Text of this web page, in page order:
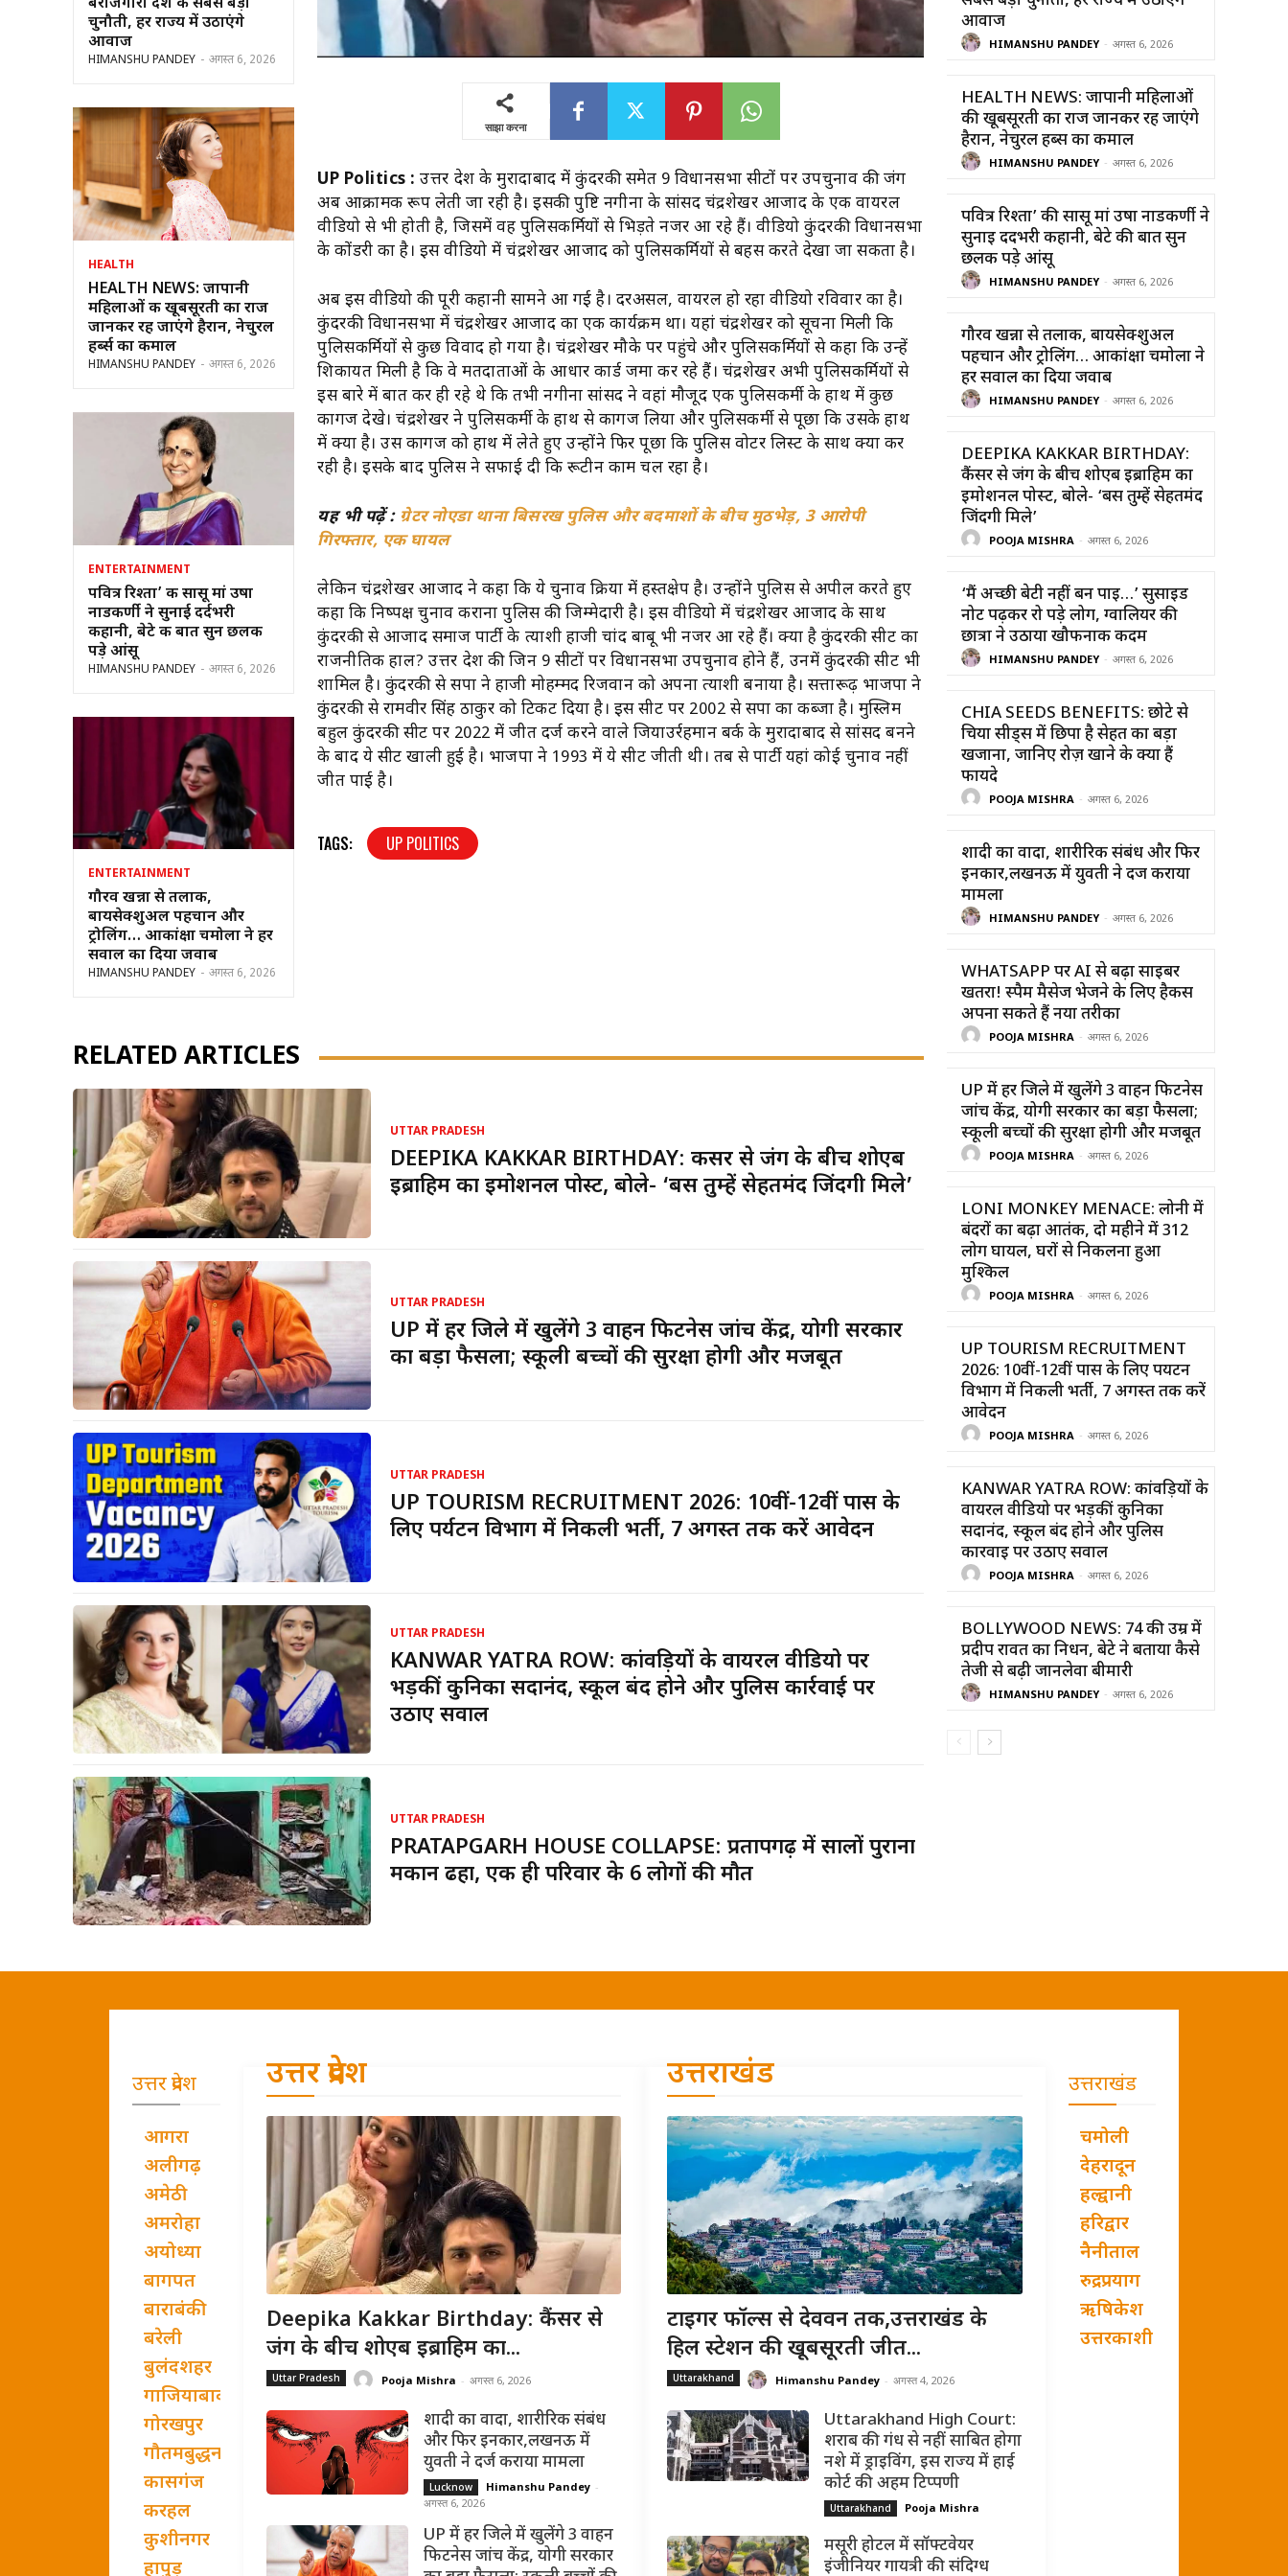
बेरोजगारी देश की सबसे बड़ी
चुनौती, हर राज्य में उठाएंगे
आवाज
HIMANSHU PANDEY - अगस्त 6, 2026
HEALTH
HEALTH NEWS: जापानी
महिलाओं की खूबसूरती का राज
जानकर रह जाएंगे हैरान, नेचुरल
हर्ब्स का कमाल
HIMANSHU PANDEY - अगस्त 6, 2026
ENTERTAINMENT
पवित्र रिश्ता’ की सासू मां उषा
नाडकर्णी ने सुनाई दर्दभरी
कहानी, बेटे की बात सुन छलक
पड़े आंसू
HIMANSHU PANDEY - अगस्त 6, 2026
ENTERTAINMENT
गौरव खन्ना से तलाक,
बायसेक्शुअल पहचान और
ट्रोलिंग… आकांक्षा चमोला ने हर
सवाल का दिया जवाब
HIMANSHU PANDEY - अगस्त 6, 2026
साझा करना
UP Politics : उत्तर प्रदेश के मुरादाबाद में कुंदरकी समेत 9 विधानसभा सीटों पर उपचुनाव की जंग
अब आक्रामक रूप लेती जा रही है। इसकी पुष्टि नगीना के सांसद चंद्रशेखर आजाद के एक वायरल
वीडियो से भी होती है, जिसमें वह पुलिसकर्मियों से भिड़ते नजर आ रहे हैं। वीडियो कुंदरकी विधानसभा
के कोंडरी का है। इस वीडियो में चंद्रशेखर आजाद को पुलिसकर्मियों से बहस करते देखा जा सकता है।
अब इस वीडियो की पूरी कहानी सामने आ गई है। दरअसल, वायरल हो रहा वीडियो रविवार का है।
कुंदरकी विधानसभा में चंद्रशेखर आजाद का एक कार्यक्रम था। यहां चंद्रशेखर को सूचना मिली कि
पुलिसकर्मियों से कुछ विवाद हो गया है। चंद्रशेखर मौके पर पहुंचे और पुलिसकर्मियों से कहा कि उन्हें
शिकायत मिली है कि वे मतदाताओं के आधार कार्ड जमा कर रहे हैं। चंद्रशेखर अभी पुलिसकर्मियों से
इस बारे में बात कर ही रहे थे कि तभी नगीना सांसद ने वहां मौजूद एक पुलिसकर्मी के हाथ में कुछ
कागज देखे। चंद्रशेखर ने पुलिसकर्मी के हाथ से कागज लिया और पुलिसकर्मी से पूछा कि उसके हाथ
में क्या है। उस कागज को हाथ में लेते हुए उन्होंने फिर पूछा कि पुलिस वोटर लिस्ट के साथ क्या कर
रही है। इसके बाद पुलिस ने सफाई दी कि रूटीन काम चल रहा है।
यह भी पढ़ें : ग्रेटर नोएडा थाना बिसरख पुलिस और बदमाशों के बीच मुठभेड़, 3 आरोपी
गिरफ्तार, एक घायल
लेकिन चंद्रशेखर आजाद ने कहा कि ये चुनाव प्रक्रिया में हस्तक्षेप है। उन्होंने पुलिस से अपील करते हुए
कहा कि निष्पक्ष चुनाव कराना पुलिस की जिम्मेदारी है। इस वीडियो में चंद्रशेखर आजाद के साथ
कुंदरकी से आजाद समाज पार्टी के प्रत्याशी हाजी चांद बाबू भी नजर आ रहे हैं। क्या है कुंदरकी सीट का
राजनीतिक हाल? उत्तर प्रदेश की जिन 9 सीटों पर विधानसभा उपचुनाव होने हैं, उनमें कुंदरकी सीट भी
शामिल है। कुंदरकी से सपा ने हाजी मोहम्मद रिजवान को अपना प्रत्याशी बनाया है। सत्तारूढ़ भाजपा ने
कुंदरकी से रामवीर सिंह ठाकुर को टिकट दिया है। इस सीट पर 2002 से सपा का कब्जा है। मुस्लिम
बहुल कुंदरकी सीट पर 2022 में जीत दर्ज करने वाले जियाउर्रहमान बर्क के मुरादाबाद से सांसद बनने
के बाद ये सीट खाली हुई है। भाजपा ने 1993 में ये सीट जीती थी। तब से पार्टी यहां कोई चुनाव नहीं
जीत पाई है।
TAGS: UP POLITICS
RELATED ARTICLES
UTTAR PRADESH
DEEPIKA KAKKAR BIRTHDAY: कैंसर से जंग के बीच शोएब
इब्राहिम का इमोशनल पोस्ट, बोले- ‘बस तुम्हें सेहतमंद जिंदगी मिले’
UTTAR PRADESH
UP में हर जिले में खुलेंगे 3 वाहन फिटनेस जांच केंद्र, योगी सरकार
का बड़ा फैसला; स्कूली बच्चों की सुरक्षा होगी और मजबूत
UTTAR PRADESH
UP TOURISM RECRUITMENT 2026: 10वीं-12वीं पास के
लिए पर्यटन विभाग में निकली भर्ती, 7 अगस्त तक करें आवेदन
UTTAR PRADESH
KANWAR YATRA ROW: कांवड़ियों के वायरल वीडियो पर
भड़कीं कुनिका सदानंद, स्कूल बंद होने और पुलिस कार्रवाई पर
उठाए सवाल
UTTAR PRADESH
PRATAPGARH HOUSE COLLAPSE: प्रतापगढ़ में सालों पुराना
मकान ढहा, एक ही परिवार के 6 लोगों की मौत
आवाज
HIMANSHU PANDEY - अगस्त 6, 2026
HEALTH NEWS: जापानी महिलाओं
की खूबसूरती का राज जानकर रह जाएंगे
हैरान, नेचुरल हर्ब्स का कमाल
HIMANSHU PANDEY - अगस्त 6, 2026
पवित्र रिश्ता’ की सासू मां उषा नाडकर्णी ने
सुनाई दर्दभरी कहानी, बेटे की बात सुन
छलक पड़े आंसू
HIMANSHU PANDEY - अगस्त 6, 2026
गौरव खन्ना से तलाक, बायसेक्शुअल
पहचान और ट्रोलिंग… आकांक्षा चमोला ने
हर सवाल का दिया जवाब
HIMANSHU PANDEY - अगस्त 6, 2026
DEEPIKA KAKKAR BIRTHDAY:
कैंसर से जंग के बीच शोएब इब्राहिम का
इमोशनल पोस्ट, बोले- ‘बस तुम्हें सेहतमंद
जिंदगी मिले’
POOJA MISHRA - अगस्त 6, 2026
‘मैं अच्छी बेटी नहीं बन पाई…’ सुसाइड
नोट पढ़कर रो पड़े लोग, ग्वालियर की
छात्रा ने उठाया खौफनाक कदम
HIMANSHU PANDEY - अगस्त 6, 2026
CHIA SEEDS BENEFITS: छोटे से
चिया सीड्स में छिपा है सेहत का बड़ा
खजाना, जानिए रोज़ खाने के क्या हैं
फायदे
POOJA MISHRA - अगस्त 6, 2026
शादी का वादा, शारीरिक संबंध और फिर
इनकार,लखनऊ में युवती ने दर्ज कराया
मामला
HIMANSHU PANDEY - अगस्त 6, 2026
WHATSAPP पर AI से बढ़ा साइबर
खतरा! स्पैम मैसेज भेजने के लिए हैकर्स
अपना सकते हैं नया तरीका
POOJA MISHRA - अगस्त 6, 2026
UP में हर जिले में खुलेंगे 3 वाहन फिटनेस
जांच केंद्र, योगी सरकार का बड़ा फैसला;
स्कूली बच्चों की सुरक्षा होगी और मजबूत
POOJA MISHRA - अगस्त 6, 2026
LONI MONKEY MENACE: लोनी में
बंदरों का बढ़ा आतंक, दो महीने में 312
लोग घायल, घरों से निकलना हुआ
मुश्किल
POOJA MISHRA - अगस्त 6, 2026
UP TOURISM RECRUITMENT
2026: 10वीं-12वीं पास के लिए पर्यटन
विभाग में निकली भर्ती, 7 अगस्त तक करें
आवेदन
POOJA MISHRA - अगस्त 6, 2026
KANWAR YATRA ROW: कांवड़ियों के
वायरल वीडियो पर भड़कीं कुनिका
सदानंद, स्कूल बंद होने और पुलिस
कार्रवाई पर उठाए सवाल
POOJA MISHRA - अगस्त 6, 2026
BOLLYWOOD NEWS: 74 की उम्र में
प्रदीप रावत का निधन, बेटे ने बताया कैसे
तेजी से बढ़ी जानलेवा बीमारी
HIMANSHU PANDEY - अगस्त 6, 2026
उत्तर प्रदेश
आगरा
अलीगढ़
अमेठी
अमरोहा
अयोध्या
बागपत
बाराबंकी
बरेली
बुलंदशहर
गाजियाबाद
गोरखपुर
गौतमबुद्धनगर
कासगंज
करहल
कुशीनगर
हापुड़
उत्तर प्रदेश
Deepika Kakkar Birthday: कैंसर से
जंग के बीच शोएब इब्राहिम का...
Uttar Pradesh Pooja Mishra - अगस्त 6, 2026
शादी का वादा, शारीरिक संबंध
और फिर इनकार,लखनऊ में
युवती ने दर्ज कराया मामला
Lucknow Himanshu Pandey -
अगस्त 6, 2026
UP में हर जिले में खुलेंगे 3 वाहन
फिटनेस जांच केंद्र, योगी सरकार
उत्तराखंड
टाइगर फॉल्स से देववन तक,उत्तराखंड के
हिल स्टेशन की खूबसूरती जीत...
Uttarakhand Himanshu Pandey - अगस्त 4, 2026
Uttarakhand High Court:
शराब की गंध से नहीं साबित होगा
नशे में ड्राइविंग, इस राज्य में हाई
कोर्ट की अहम टिप्पणी
Uttarakhand Pooja Mishra
मसूरी होटल में सॉफ्टवेयर
इंजीनियर गायत्री की संदिग्ध
उत्तराखंड
चमोली
देहरादून
हल्द्वानी
हरिद्वार
नैनीताल
रुद्रप्रयाग
ऋषिकेश
उत्तरकाशी